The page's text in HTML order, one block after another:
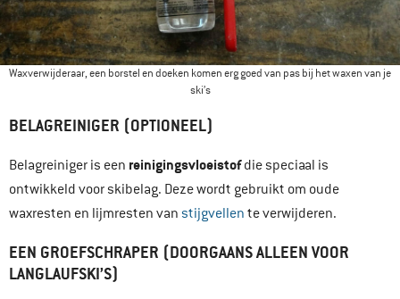
Waxverwijderaar, een borstel en doeken komen erg goed van pas bij het waxen van je
ski’s
BELAGREINIGER (OPTIONEEL)
Belagreiniger is een reinigingsvloeistofdie speciaal is
ontwikkeld voor skibelag. Deze wordt gebruikt om oude
waxresten en lijmresten van stijgvellen te verwijderen.
EEN GROEFSCHRAPER (DOORGAANS ALLEEN VOOR
LANGLAUFSKI’S)